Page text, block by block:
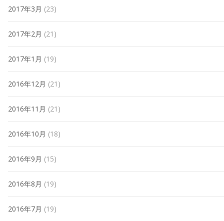
2017年3月 (23)
2017年2月 (21)
2017年1月 (19)
2016年12月 (21)
2016年11月 (21)
2016年10月 (18)
2016年9月 (15)
2016年8月 (19)
2016年7月 (19)